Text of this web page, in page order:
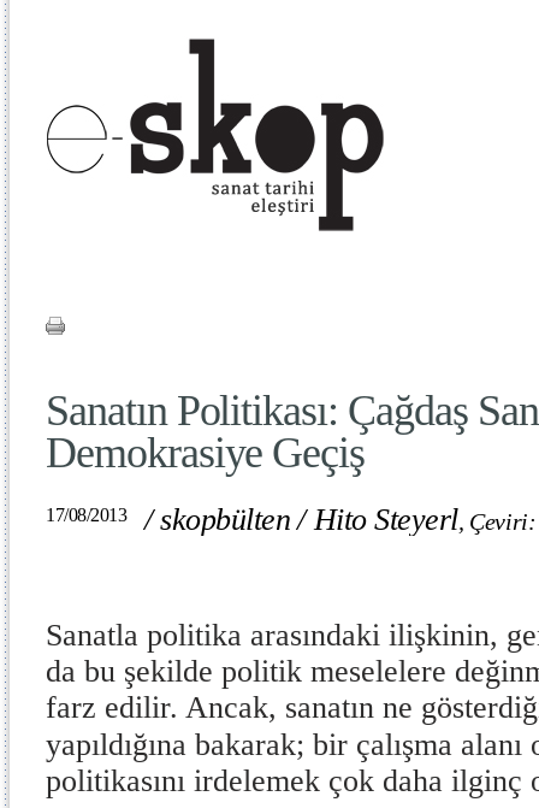
Sanatın Politikası: Çağdaş
Demokrasiye Geçiş
17/08/2013 /skopbülten /Hito Steyerl, Çeviri:
Sanatla politika arasındaki ilişkinin,
da bu şekilde politik meselelere
farz edilir. Ancak, sanatın ne
yapıldığına bakarak; bir çalışma alanı
politikasını irdelemek çok daha ilginç